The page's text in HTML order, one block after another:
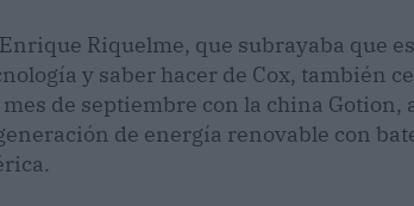
Riquelme, que subrayaba que
y saber hacer de Cox, también
de septiembre con la china Gotion,
de energía renovable con